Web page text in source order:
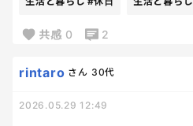
そして夜には
という気持ちになる😇
共感 0 2
rintaro さん 30代
2026.05.29 12:49